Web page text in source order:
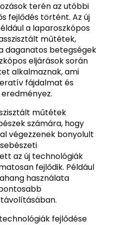
terén az utóbbi
fejlődés történt. Az új
a laparoszkópos
műtétek,
daganatos betegségek
eljárások során
alkalmaznak, ami
fájdalmat és
műtétek
számára, hogy
végezzenek bonyolult
az új technológiák
fejlődik. Például
használata
fejlődése